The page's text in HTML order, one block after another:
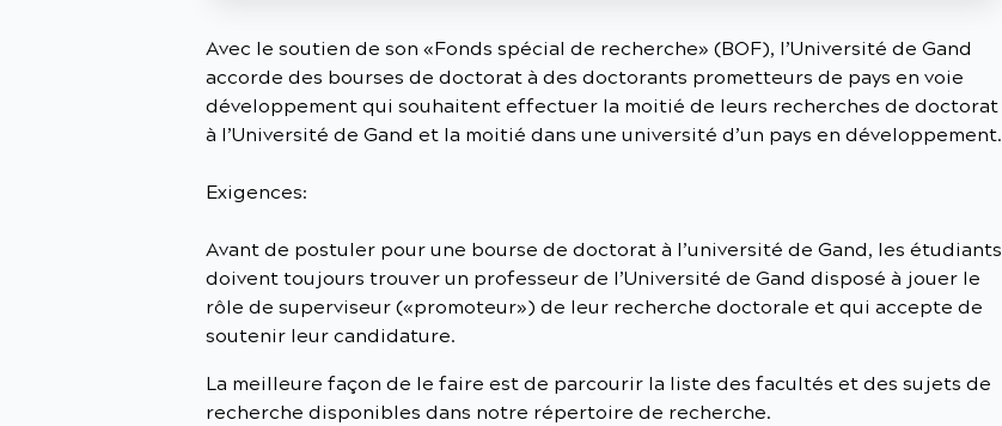
Avec le soutien de son «Fonds spécial de recherche» (BOF), l’Université de Gand
accorde des bourses de doctorat à des doctorants prometteurs de pays en voie
développement qui souhaitent effectuer la moitié de leurs recherches de doctorat
à l’Université de Gand et la moitié dans une université d’un pays en développement.
Exigences:
Avant de postuler pour une bourse de doctorat à l’université de Gand, les étudiants
doivent toujours trouver un professeur de l’Université de Gand disposé à jouer le
rôle de superviseur («promoteur») de leur recherche doctorale et qui accepte de
soutenir leur candidature.
La meilleure façon de le faire est de parcourir la liste des facultés et des sujets de
recherche disponibles dans notre répertoire de recherche.